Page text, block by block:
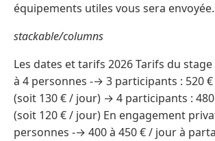
équipements utiles vous sera envoyée.
stackable/columns
Les dates et tarifs 2026 Tarifs du
à 4 personnes -→ 3 participants : 520
(soit 130 € / jour) → 4 participants :
(soit 120 € / jour) En engagement
personnes -→ 400 à 450 € / jour à